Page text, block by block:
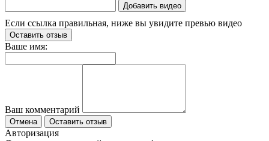
Добавить видео
Если ссылка правильная, ниже вы увидите превью видео
Оставить отзыв
Ваше имя:
Ваш комментарий
Отмена Оставить отзыв
Авторизация